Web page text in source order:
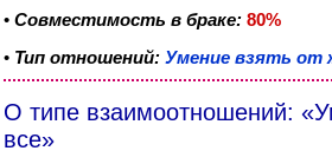
• Совместимость в браке: 80%
• Тип отношений: Умение взять от
О типе взаимоотношений:
все»